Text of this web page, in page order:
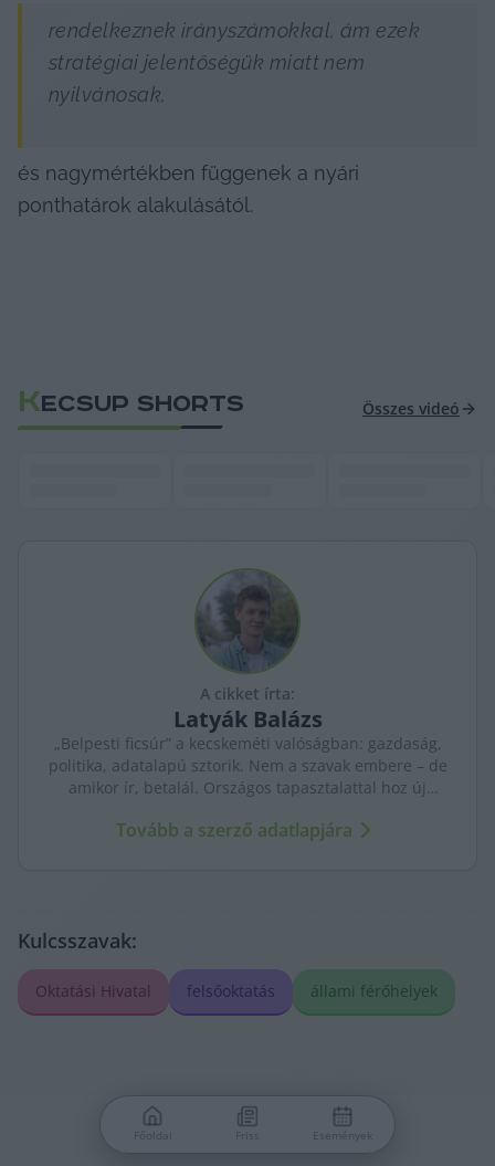
rendelkeznek irányszámokkal, ám ezek
stratégiai jelentőségük miatt nem
nyilvánosak,
és nagymértékben függenek a nyári
ponthatárok alakulásától.
KECSUP SHORTS Összes videó
A cikket írta:
Latyák Balázs
„Belpesti ficsúr” a kecskeméti valóságban: gazdaság,
politika, adatalapú sztorik. Nem a szavak embere – de
amikor ír, betalál. Országos tapasztalattal hoz új
Tovább a szerző adatlapjára
Kulcsszavak:
Oktatási Hivatal felsőoktatás állami férőhelyek
Főoldal Friss Események